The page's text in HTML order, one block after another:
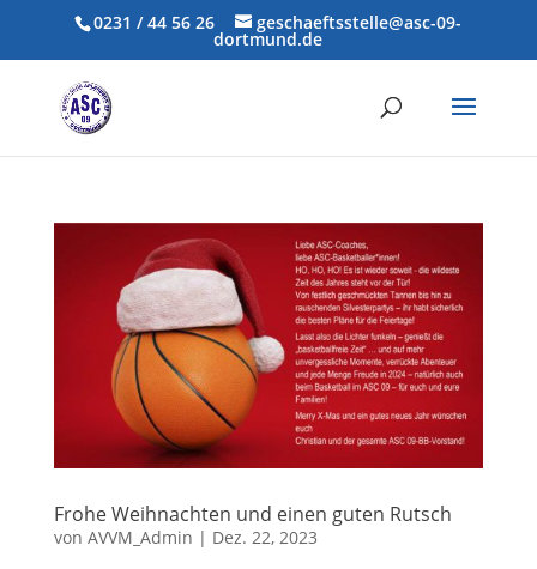
0231 / 44 56 26 geschaeftsstelle@asc-09-
dortmund.de
Frohe Weihnachten und einen guten Rutsch
von AVVM_Admin | Dez. 22, 2023